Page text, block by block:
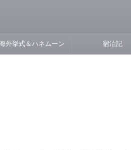
外挙式＆ハネムーン 宿泊記